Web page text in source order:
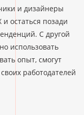
и дизайнеры
остаться позади
С другой
использовать
опыт, смогут
работодателей